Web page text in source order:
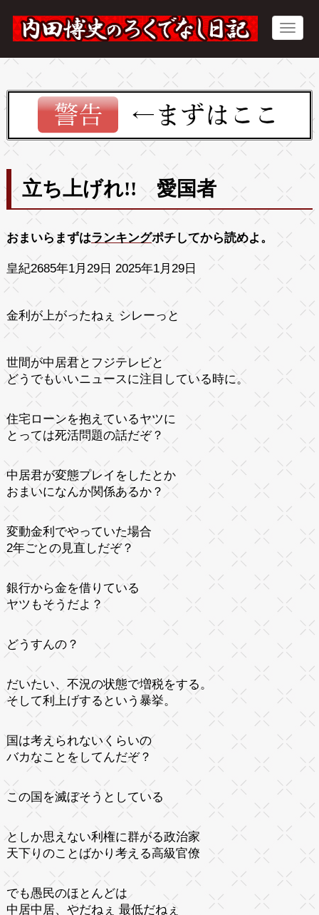
立ち上げれ!! 愛国者
おまいらまずはランキングポチしてから読めよ。
皇紀2685年1月29日 2025年1月29日
金利が上がったねぇ シレーっと
世間が中居君とフジテレビと
どうでもいいニュースに注目している時に。
住宅ローンを抱えているヤツに
とっては死活問題の話だぞ？
中居君が変態プレイをしたとか
おまいになんか関係あるか？
変動金利でやっていた場合
2年ごとの見直しだぞ？
銀行から金を借りている
ヤツもそうだよ？
どうすんの？
だいたい、不況の状態で増税をする。
そして利上げするという暴挙。
国は考えられないくらいの
バカなことをしてんだぞ？
この国を滅ぼそうとしている
としか思えない利権に群がる政治家
天下りのことばかり考える高級官僚
でも愚民のほとんどは
中居中居、やだねぇ 最低だねぇ